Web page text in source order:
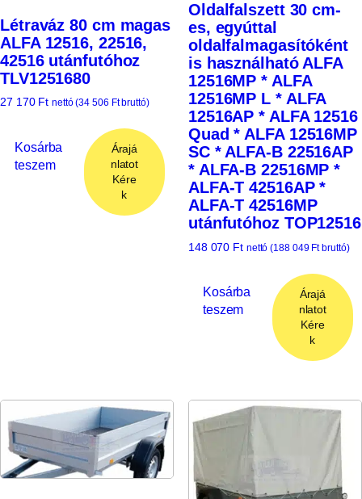
Létraváz 80 cm magas
ALFA 12516, 22516,
42516 utánfutóhoz
TLV1251680
27 170 Ft nettó (34 506 Ftbruttó)
Kosárba
teszem
Árajá
nlatot
Kére
k
Oldalfalszett 30 cm-
es, egyúttal
oldalfalmagasítóként
is használható ALFA
12516MP * ALFA
12516MP L * ALFA
12516AP * ALFA 12516
Quad * ALFA 12516MP
SC * ALFA-B 22516AP
* ALFA-B 22516MP *
ALFA-T 42516AP *
ALFA-T 42516MP
utánfutóhoz TOP12516
148 070 Ft nettó (188 049 Ftbruttó)
Kosárba
teszem
Árajá
nlatot
Kére
k